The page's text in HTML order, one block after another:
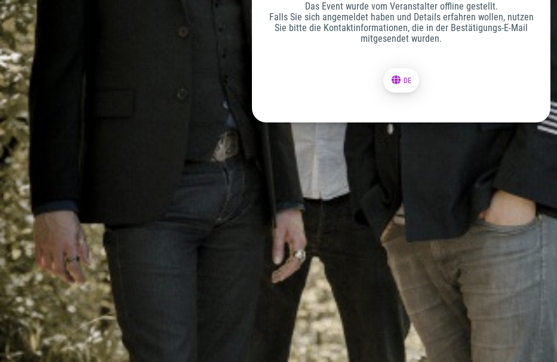
Das Event wurde vom Veranstalter offline gestellt.
Falls Sie sich angemeldet haben und Details erfahren wollen, nutzen
Sie bitte die Kontaktinformationen, die in der Bestätigungs-E-Mail
mitgesendet wurden.
DE